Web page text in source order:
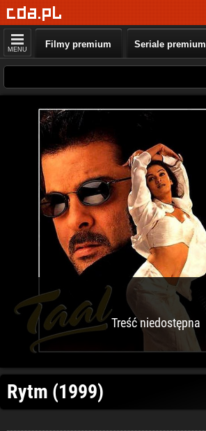
MENU Filmy premium Seriale premium
Treść niedostępna
Rytm (1999)